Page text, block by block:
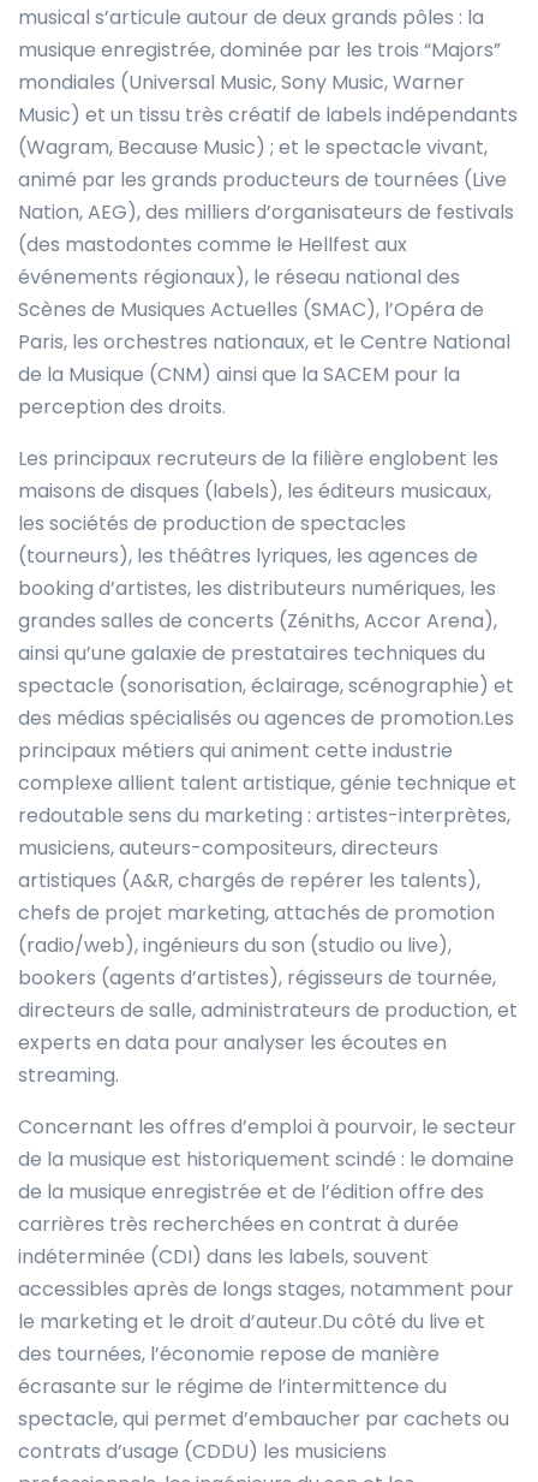
musical s’articule autour de deux grands pôles : la
musique enregistrée, dominée par les trois “Majors”
mondiales (Universal Music, Sony Music, Warner
Music) et un tissu très créatif de labels indépendants
(Wagram, Because Music) ; et le spectacle vivant,
animé par les grands producteurs de tournées (Live
Nation, AEG), des milliers d’organisateurs de festivals
(des mastodontes comme le Hellfest aux
événements régionaux), le réseau national des
Scènes de Musiques Actuelles (SMAC), l’Opéra de
Paris, les orchestres nationaux, et le Centre National
de la Musique (CNM) ainsi que la SACEM pour la
perception des droits.
Les principaux recruteurs de la filière englobent les
maisons de disques (labels), les éditeurs musicaux,
les sociétés de production de spectacles
(tourneurs), les théâtres lyriques, les agences de
booking d’artistes, les distributeurs numériques, les
grandes salles de concerts (Zéniths, Accor Arena),
ainsi qu’une galaxie de prestataires techniques du
spectacle (sonorisation, éclairage, scénographie) et
des médias spécialisés ou agences de promotion.Les
principaux métiers qui animent cette industrie
complexe allient talent artistique, génie technique et
redoutable sens du marketing : artistes-interprètes,
musiciens, auteurs-compositeurs, directeurs
artistiques (A&R, chargés de repérer les talents),
chefs de projet marketing, attachés de promotion
(radio/web), ingénieurs du son (studio ou live),
bookers (agents d’artistes), régisseurs de tournée,
directeurs de salle, administrateurs de production, et
experts en data pour analyser les écoutes en
streaming.
Concernant les offres d’emploi à pourvoir, le secteur
de la musique est historiquement scindé : le domaine
de la musique enregistrée et de l’édition offre des
carrières très recherchées en contrat à durée
indéterminée (CDI) dans les labels, souvent
accessibles après de longs stages, notamment pour
le marketing et le droit d’auteur.Du côté du live et
des tournées, l’économie repose de manière
écrasante sur le régime de l’intermittence du
spectacle, qui permet d’embaucher par cachets ou
contrats d’usage (CDDU) les musiciens